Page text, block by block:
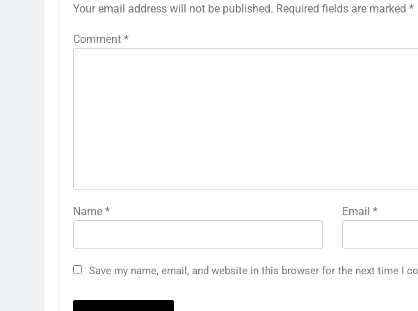
Your email address will not be published. Required fields are marked *
Comment *
Name * Email*
Save my name, email, and website in this browser for the next time I